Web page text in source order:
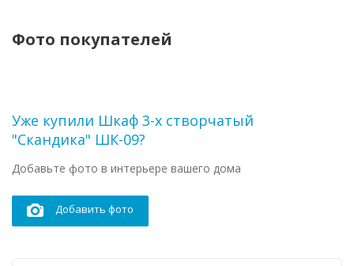
Фото покупателей
Уже купили Шкаф 3-х створчатый
"Скандика" ШК-09?
Добавьте фото в интерьере вашего дома
Добавить фото